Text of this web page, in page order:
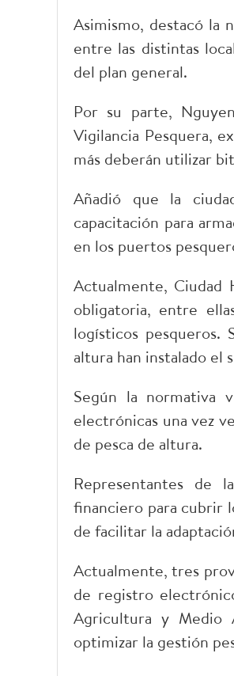
Asimismo, destacó la
entre las distintas
del plan general.
Por su parte,
Vigilancia Pesquera,
más deberán utilizar
Añadió que la
capacitación para
en los puertos
Actualmente, Ciudad
obligatoria, entre
logísticos pesqueros.
altura han instalado el
Según la normativa
electrónicas una vez
de pesca de altura.
Representantes de
financiero para cubrir
de facilitar la
Actualmente, tres
de registro
Agricultura y Medio
optimizar la gestión